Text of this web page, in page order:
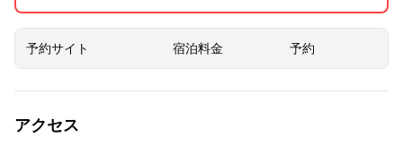
予約サイト 宿泊料金 予約
アクセス